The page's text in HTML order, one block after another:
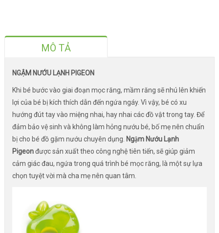
MÔ TẢ
NGẬM NƯỚU LẠNH PIGEON
Khi bé bước vào giai đoạn mọc răng, mầm răng sẽ nhú lên khiến
lợi của bé bị kích thích dẫn đến ngứa ngáy. Vì vậy, bé có xu
hướng đút tay vào miệng nhai, hay nhai các đồ vật trong tay. Để
đảm bảo vệ sinh và không làm hỏng nướu bé, bố mẹ nên chuẩn
bị cho bé đồ gặm nướu chuyên dụng. Ngậm Nướu Lạnh
Pigeonđược sản xuất theo công nghệ tiên tiến, sẽ giúp giảm
cảm giác đau, ngứa trong quá trình bé mọc răng, là một sự lựa
chọn tuyệt vời mà cha mẹ nên quan tâm.